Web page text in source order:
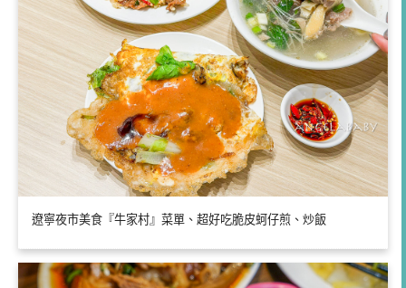
遼寧夜市美食『牛家村』菜單、超好吃脆皮蚵仔煎、炒飯